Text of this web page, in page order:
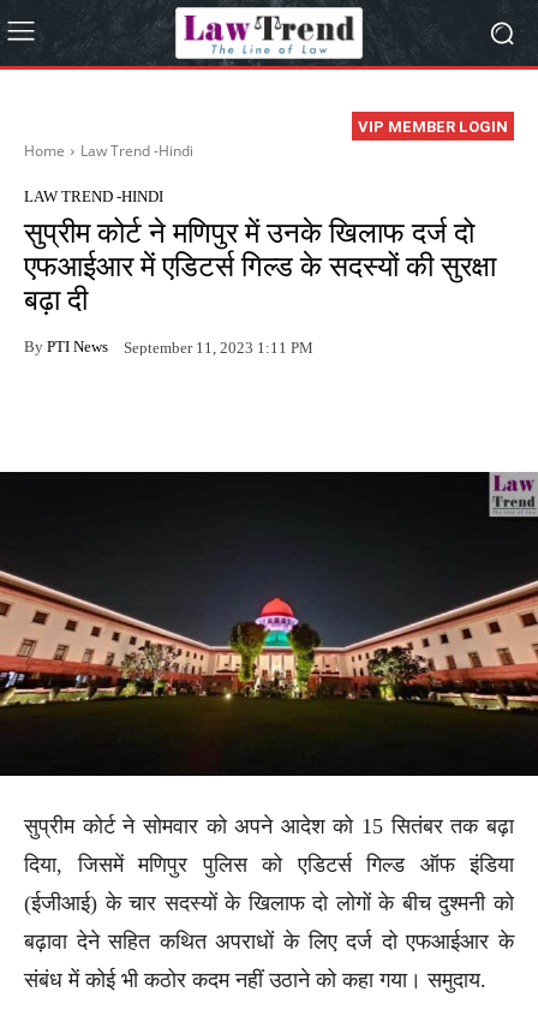
VIP MEMBER LOGIN
Home Law Trend -Hindi
LAW TREND -HINDI
सुप्रीम कोर्ट ने मणिपुर में उनके खिलाफ दर्ज दो
एफआईआर में एडिटर्स गिल्ड के सदस्यों की सुरक्षा
बढ़ा दी
By PTI News September 11, 2023 1:11 PM
सुप्रीम कोर्ट ने सोमवार को अपने आदेश को 15 सितंबर तक बढ़ा
दिया, जिसमें मणिपुर पुलिस को एडिटर्स गिल्ड ऑफ इंडिया
(ईजीआई) के चार सदस्यों के खिलाफ दो लोगों के बीच दुश्मनी को
बढ़ावा देने सहित कथित अपराधों के लिए दर्ज दो एफआईआर के
संबंध में कोई भी कठोर कदम नहीं उठाने को कहा गया। समुदाय.